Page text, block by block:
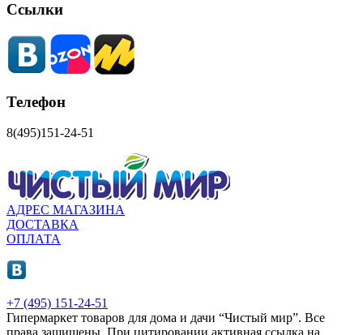
Ссылки
Телефон
8(495)151-24-51
АДРЕС МАГАЗИНА
ДОСТАВКА
ОПЛАТА
+7 (495) 151-24-51
Гипермаркет товаров для дома и дачи “Чистый мир”. Все